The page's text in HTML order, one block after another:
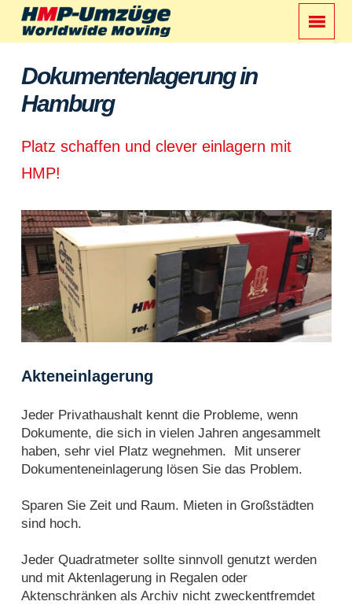
Dokumentenlagerung in
Hamburg
Platz schaffen und clever einlagern mit
HMP!
Akteneinlagerung
Jeder Privathaushalt kennt die Probleme, wenn
Dokumente, die sich in vielen Jahren angesammelt
haben, sehr viel Platz wegnehmen. Mit unserer
Dokumenteneinlagerung lösen Sie das Problem.
Sparen Sie Zeit und Raum. Mieten in Großstädten
sind hoch.
Jeder Quadratmeter sollte sinnvoll genutzt werden
und mit Aktenlagerung in Regalen oder
Aktenschränken als Archiv nicht zweckentfremdet